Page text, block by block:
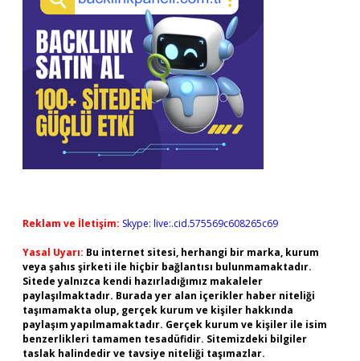
Reklam ve İletişim: Skype: live:.cid.575569c608265c69
Yasal Uyarı: Bu internet sitesi, herhangi bir marka, kurum
veya şahıs şirketi ile hiçbir bağlantısı bulunmamaktadır.
Sitede yalnızca kendi hazırladığımız makaleler
paylaşılmaktadır. Burada yer alan içerikler haber niteliği
taşımamakta olup, gerçek kurum ve kişiler hakkında
paylaşım yapılmamaktadır. Gerçek kurum ve kişiler ile isim
benzerlikleri tamamen tesadüfidir. Sitemizdeki bilgiler
taslak halindedir ve tavsiye niteliği taşımazlar.